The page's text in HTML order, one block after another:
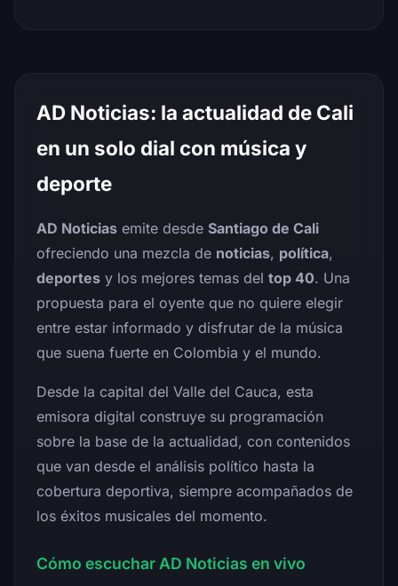
AD Noticias: la actualidad de Cali
en un solo dial con música y
deporte
AD Noticias emite desde Santiago de Cali
ofreciendo una mezcla de noticias, política,
deportes y los mejores temas del top 40. Una
propuesta para el oyente que no quiere elegir
entre estar informado y disfrutar de la música
que suena fuerte en Colombia y el mundo.
Desde la capital del Valle del Cauca, esta
emisora digital construye su programación
sobre la base de la actualidad, con contenidos
que van desde el análisis político hasta la
cobertura deportiva, siempre acompañados de
los éxitos musicales del momento.
Cómo escuchar AD Noticias en vivo